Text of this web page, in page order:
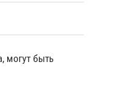
могут быть